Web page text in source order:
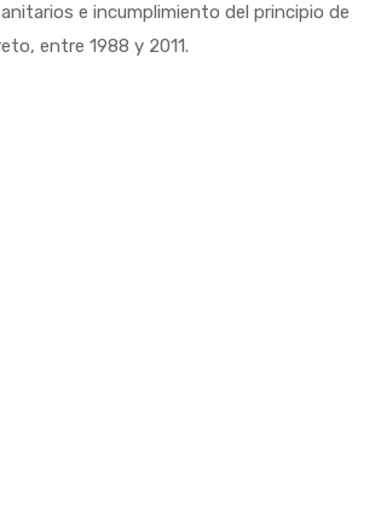
e incumplimiento del principio de
entre 1988 y 2011.